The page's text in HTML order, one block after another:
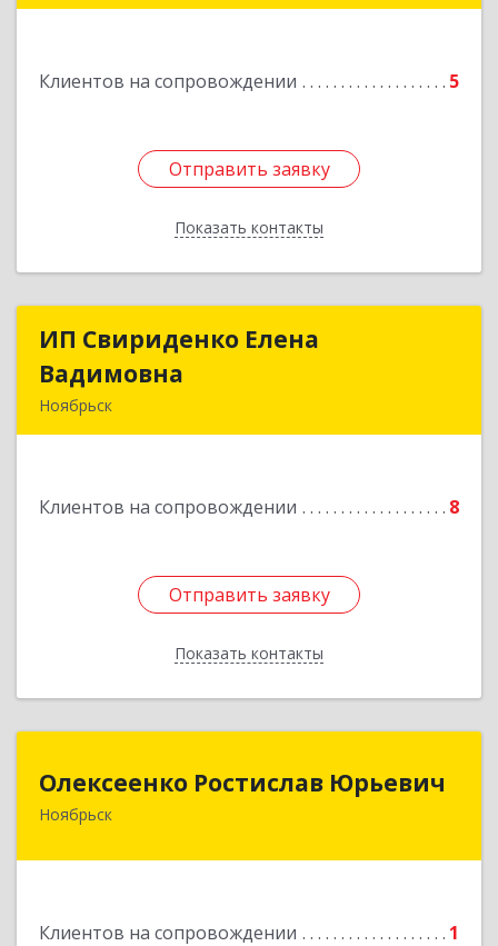
Клиентов на сопровождении 5
Отправить заявку
Показать контакты
Отправить заявку
Назад
ИП Свириденко Елена
Вадимовна
Ноябрьск
Клиентов на сопровождении 8
Отправить заявку
Показать контакты
ИП Свириденко Елена
Подробнее
Отправить заявку
Назад
Олексеенко Ростислав Юрьевич
Ноябрьск
Клиентов на сопровождении 1
629804, Ямало-Ненецкий АО, Ноябрьск г,